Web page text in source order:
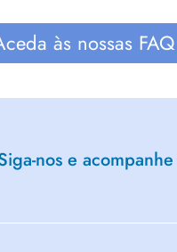
às nossas
nos e